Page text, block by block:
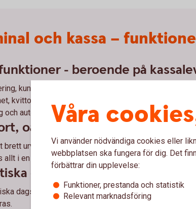
och kassa –
- beroende på
kundklubb/lojalitetsregister, produktkatalog,
kvitto via e-post, tilldela behörigheter till personal,
och automatisera påfyllningar.
oavsett hur dina kunder väljer
brett urval av betalalternativ kan innebära en
allt i en rapport oavsett vilka betalsätt dina kunder
dagsavslut
dagsavslut i terminalen kan du enkelt schemalägga
Våra
Vi använder nödvändiga cookies eller
webbplatsen ska fungera för dig. Det
förbättrar din upplevelse:
Funktioner, prestanda och statistik
Relevant marknadsföring